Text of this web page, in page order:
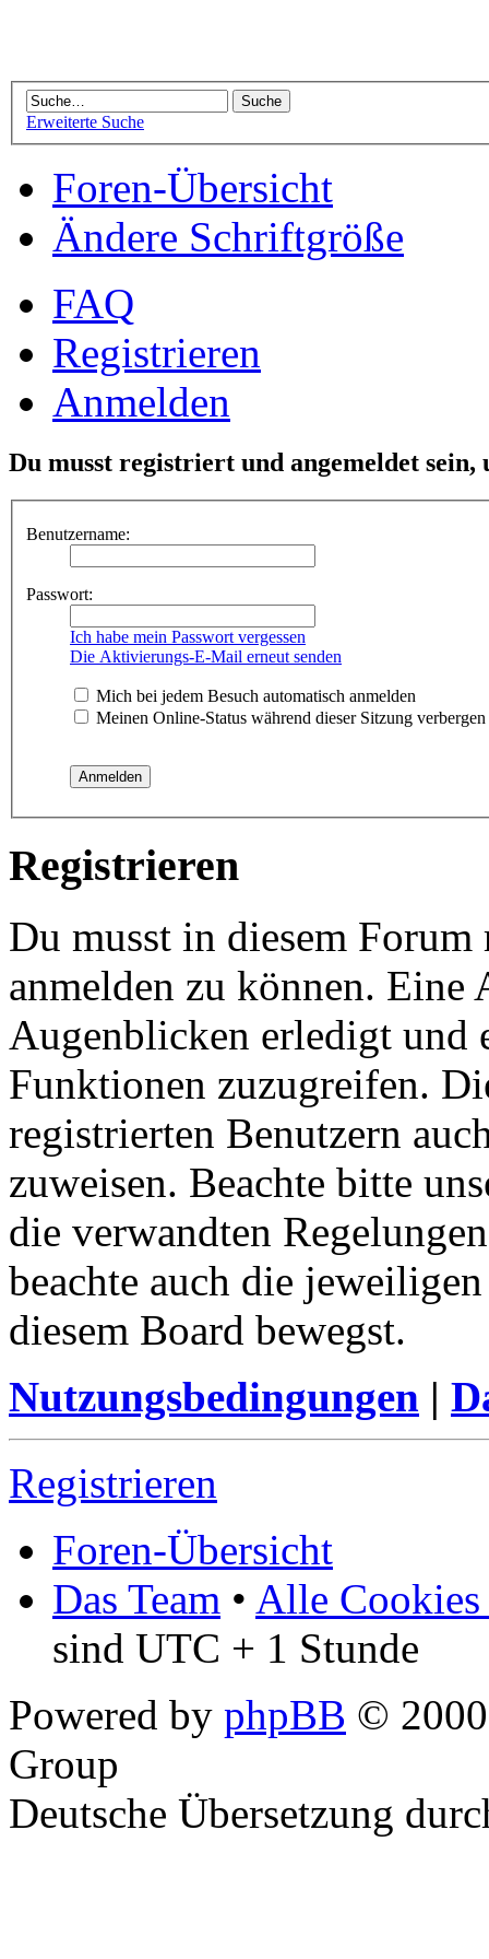
Erweiterte Suche
Foren-Übersicht
Ändere Schriftgröße
FAQ
Registrieren
Anmelden
Du musst registriert und angemeldet sein,
Benutzername:
Passwort:
Ich habe mein Passwort vergessen
Die Aktivierungs-E-Mail erneut senden
Mich bei jedem Besuch automatisch anmelden
Meinen Online-Status während dieser Sitzung verbergen
Registrieren
Du musst in diesem
anmelden zu können.
Augenblicken erledigt und
Funktionen zuzugreifen.
registrierten Benutzern
zuweisen. Beachte bitte
die verwandten
beachte auch die
diesem Board bewegst.
Nutzungsbedingungen |
Registrieren
Foren-Übersicht
Das Team • Alle Cookies
sind UTC + 1 Stunde
Powered by phpBB ©
Group
Deutsche Übersetzung